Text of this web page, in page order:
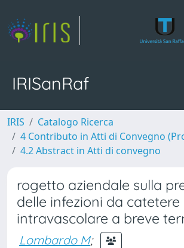
IRISanRaf
IRIS
Catalogo Ricerca
4 Contributo in Atti di Convegno
4.2 Abstract in Atti di convegno
rogetto aziendale sulla
delle infezioni da catetere
intravascolare a breve
Lombardo M;